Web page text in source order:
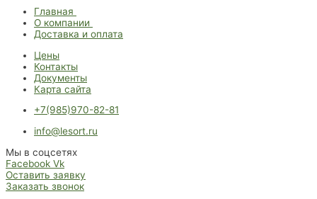
Главная
О компании
Доставка и оплата
Цены
Контакты
Документы
Карта сайта
+7(985)970-82-81
info@lesort.ru
Мы в соцсетях
Facebook Vk
Оставить заявку
Заказать звонок